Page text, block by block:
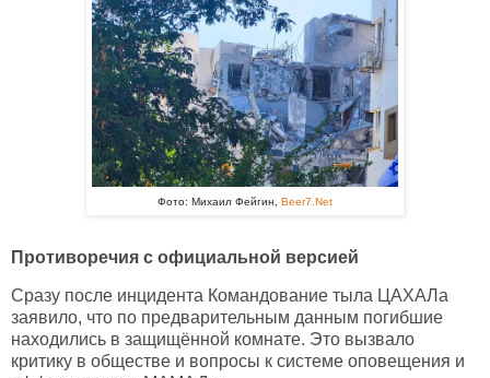
Фото: Михаил Фейгин, Beer7.Net
Противоречия с официальной версией
Сразу после инцидента Командование тыла ЦАХАЛа
заявило, что по предварительным данным погибшие
находились в защищённой комнате. Это вызвало
критику в обществе и вопросы к системе оповещения и